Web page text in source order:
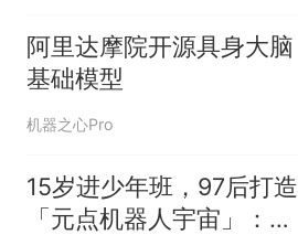
阿里达摩院开源具身大脑
基础模型
机器之心Pro
15岁进少年班，97后打造
「元点机器人宇宙」：全